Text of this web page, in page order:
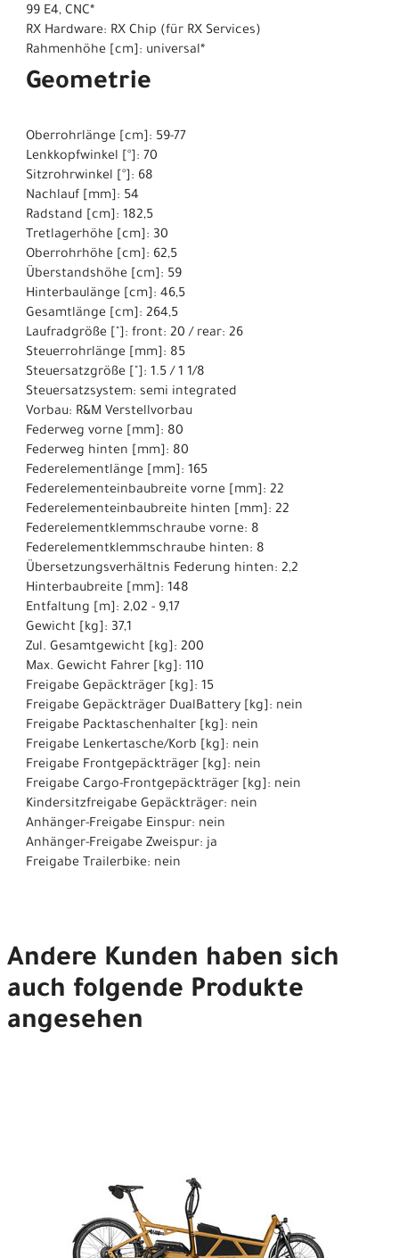
99 E4, CNC*
RX Hardware: RX Chip (für RX Services)
Rahmenhöhe [cm]: universal*
Geometrie
Oberrohrlänge [cm]: 59-77
Lenkkopfwinkel [°]: 70
Sitzrohrwinkel [°]: 68
Nachlauf [mm]: 54
Radstand [cm]: 182,5
Tretlagerhöhe [cm]: 30
Oberrohrhöhe [cm]: 62,5
Überstandshöhe [cm]: 59
Hinterbaulänge [cm]: 46,5
Gesamtlänge [cm]: 264,5
Laufradgröße ["]: front: 20 / rear: 26
Steuerrohrlänge [mm]: 85
Steuersatzgröße ["]: 1.5 / 1 1/8
Steuersatzsystem: semi integrated
Vorbau: R&M Verstellvorbau
Federweg vorne [mm]: 80
Federweg hinten [mm]: 80
Federelementlänge [mm]: 165
Federelementeinbaubreite vorne [mm]: 22
Federelementeinbaubreite hinten [mm]: 22
Federelementklemmschraube vorne: 8
Federelementklemmschraube hinten: 8
Übersetzungsverhältnis Federung hinten: 2,2
Hinterbaubreite [mm]: 148
Entfaltung [m]: 2,02 - 9,17
Gewicht [kg]: 37,1
Zul. Gesamtgewicht [kg]: 200
Max. Gewicht Fahrer [kg]: 110
Freigabe Gepäckträger [kg]: 15
Freigabe Gepäckträger DualBattery [kg]: nein
Freigabe Packtaschenhalter [kg]: nein
Freigabe Lenkertasche/Korb [kg]: nein
Freigabe Frontgepäckträger [kg]: nein
Freigabe Cargo-Frontgepäckträger [kg]: nein
Kindersitzfreigabe Gepäckträger: nein
Anhänger-Freigabe Einspur: nein
Anhänger-Freigabe Zweispur: ja
Freigabe Trailerbike: nein
Andere Kunden haben sich
auch folgende Produkte
angesehen